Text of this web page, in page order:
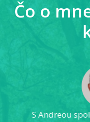
Čo o
S Andreou